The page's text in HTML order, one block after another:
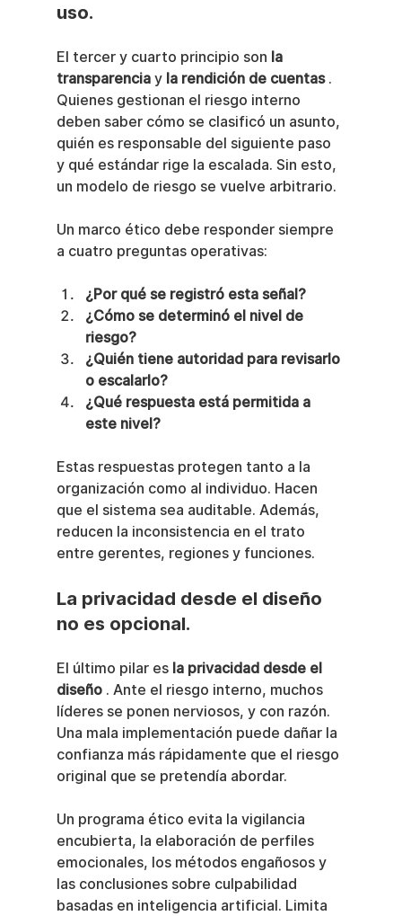
uso.
El tercer y cuarto principio son la
transparencia y la rendición de cuentas .
Quienes gestionan el riesgo interno
deben saber cómo se clasificó un asunto,
quién es responsable del siguiente paso
y qué estándar rige la escalada. Sin esto,
un modelo de riesgo se vuelve arbitrario.
Un marco ético debe responder siempre
a cuatro preguntas operativas:
¿Por qué se registró esta señal?
¿Cómo se determinó el nivel de
riesgo?
¿Quién tiene autoridad para revisarlo
o escalarlo?
¿Qué respuesta está permitida a
este nivel?
Estas respuestas protegen tanto a la
organización como al individuo. Hacen
que el sistema sea auditable. Además,
reducen la inconsistencia en el trato
entre gerentes, regiones y funciones.
La privacidad desde el diseño
no es opcional.
El último pilar es la privacidad desde el
diseño . Ante el riesgo interno, muchos
líderes se ponen nerviosos, y con razón.
Una mala implementación puede dañar la
confianza más rápidamente que el riesgo
original que se pretendía abordar.
Un programa ético evita la vigilancia
encubierta, la elaboración de perfiles
emocionales, los métodos engañosos y
las conclusiones sobre culpabilidad
basadas en inteligencia artificial. Limita